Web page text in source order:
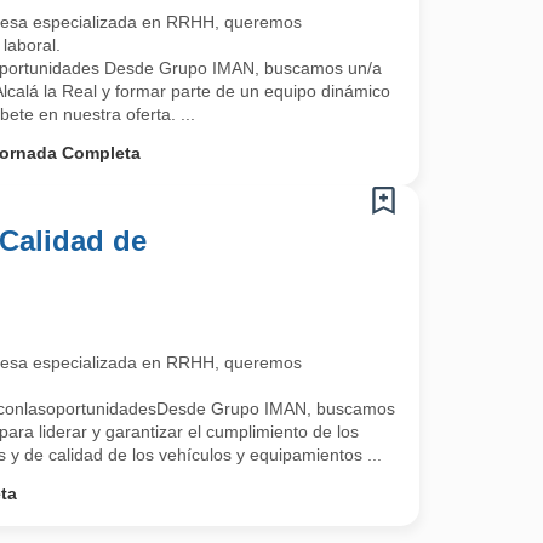
especializada en RRHH, queremos
Desde Grupo IMAN, buscamos un/a
la Real y formar parte de un equipo dinámico
en nuestra oferta. ...
Completa
de
especializada en RRHH, queremos
Grupo IMAN, buscamos
liderar y garantizar el cumplimiento de los
de calidad de los vehículos y equipamientos ...